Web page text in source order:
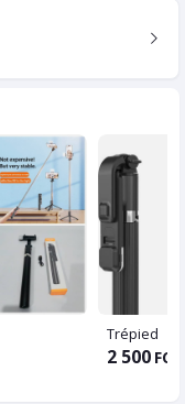
Trépied
2 500